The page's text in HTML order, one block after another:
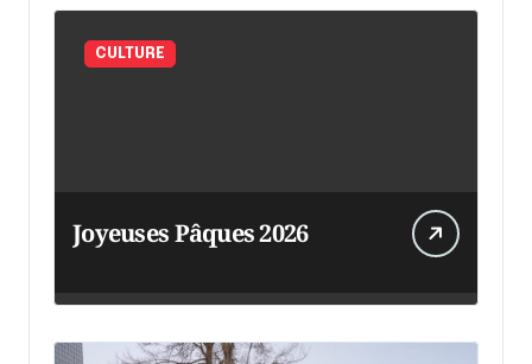
CULTURE
Joyeuses Pâques 2026